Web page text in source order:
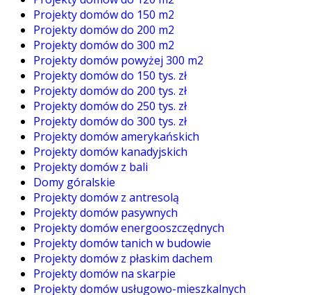
Projekty domów do 150 m2
Projekty domów do 200 m2
Projekty domów do 300 m2
Projekty domów powyżej 300 m2
Projekty domów do 150 tys. zł
Projekty domów do 200 tys. zł
Projekty domów do 250 tys. zł
Projekty domów do 300 tys. zł
Projekty domów amerykańskich
Projekty domów kanadyjskich
Projekty domów z bali
Domy góralskie
Projekty domów z antresolą
Projekty domów pasywnych
Projekty domów energooszczędnych
Projekty domów tanich w budowie
Projekty domów z płaskim dachem
Projekty domów na skarpie
Projekty domów usługowo-mieszkalnych